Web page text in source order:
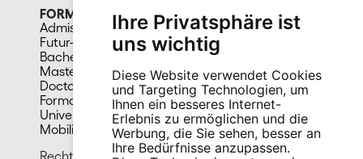
Ihre Privatsphäre ist
uns wichtig
Diese Website verwendet Cookies
und Targeting Technologien, um
Ihnen ein besseres Internet-
Erlebnis zu ermöglichen und die
Werbung, die Sie sehen, besser an
Ihre Bedürfnisse anzupassen.
FORMATION
Admission
Futur-e étudiant-e
Bachelors
Masters
Doctorat
Formation continue
Université du 3e âge
Mobilité
CAMPUS
Bibliothèques
Culture et vie sociale
Sports
Santé
Cafétérias
En images
Rechtswissenschaftliche Fakultät